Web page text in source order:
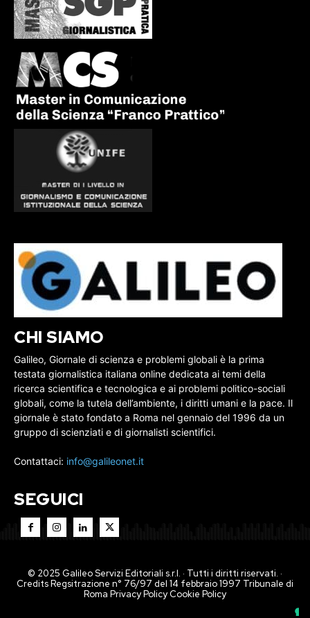
CHI SIAMO
Galileo, Giornale di scienza e problemi globali è la prima
testata giornalistica italiana online dedicata ai temi della
ricerca scientifica e tecnologica e ai problemi politico-sociali
globali, come la tutela dell’ambiente, i diritti umani e la pace. Il
giornale è stato fondato a Roma nel gennaio del 1996 da un
gruppo di scienziati e di giornalisti scientifici.
Contattaci: info@galileonet.it
SEGUICI
© 2025 Galileo Servizi Editoriali s.r.l. · Tutti i diritti riservati. ·
Credits Regsitrazione n° 76/97 del 14 febbraio 1997 Tribunale di
Roma Privacy PolicyCookie Policy